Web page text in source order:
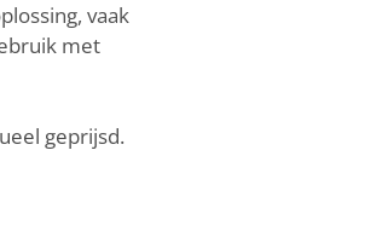
vaak
met
geprijsd.